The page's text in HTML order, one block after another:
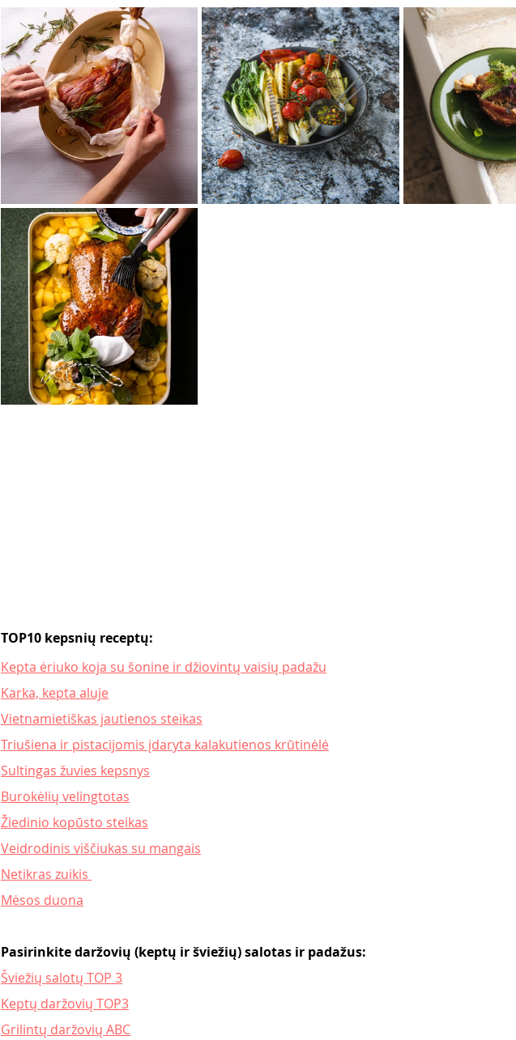
TOP10 kepsnių receptų:
Kepta ėriuko koja su šonine ir džiovintų vaisių padažu
Karka, kepta aluje
Vietnamietiškas jautienos steikas
Triušiena ir pistacijomis įdaryta kalakutienos krūtinėlė
Sultingas žuvies kepsnys
Burokėlių velingtotas
Žiedinio kopūsto steikas
Veidrodinis viščiukas su mangais
Netikras zuikis
Mėsos duona
Pasirinkite daržovių (keptų ir šviežių) salotas ir padažus:
Šviežių salotų TOP 3
Keptų daržovių TOP3
Grilintų daržovių ABC